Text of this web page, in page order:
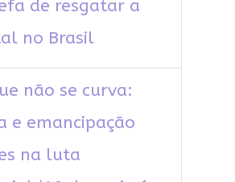
de resgatar a
no Brasil
não se curva:
e emancipação
na luta